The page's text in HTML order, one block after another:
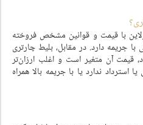
با قیمت و قوانین مشخص فروخته
جریمه دارد. در مقابل، بلیط چارتری
آن متغیر است و اغلب ارزان‌تر
استرداد ندارد یا با جریمه بالا همراه